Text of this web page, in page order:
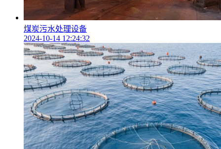
煤炭污水处理设备
2024-10-14 12:24:32